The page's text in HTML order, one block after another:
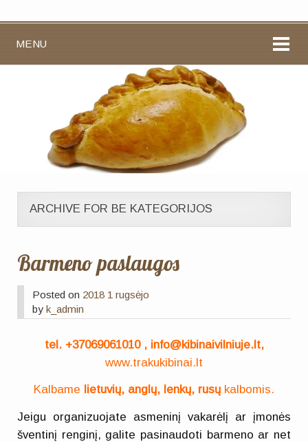
MENU
ARCHIVE FOR BE KATEGORIJOS
Barmeno paslaugos
Posted on 2018 1 rugsėjo
byk_admin
tel. +37069061010 , info@kibinaivilniuje.lt,
www.trakukibinai.lt
Kalbame lietuvių, anglų, lenkų, rusų kalbomis.
Jeigu organizuojate asmeninį vakarėlį ar įmonės
šventinį renginį, galite pasinaudoti barmeno ar net